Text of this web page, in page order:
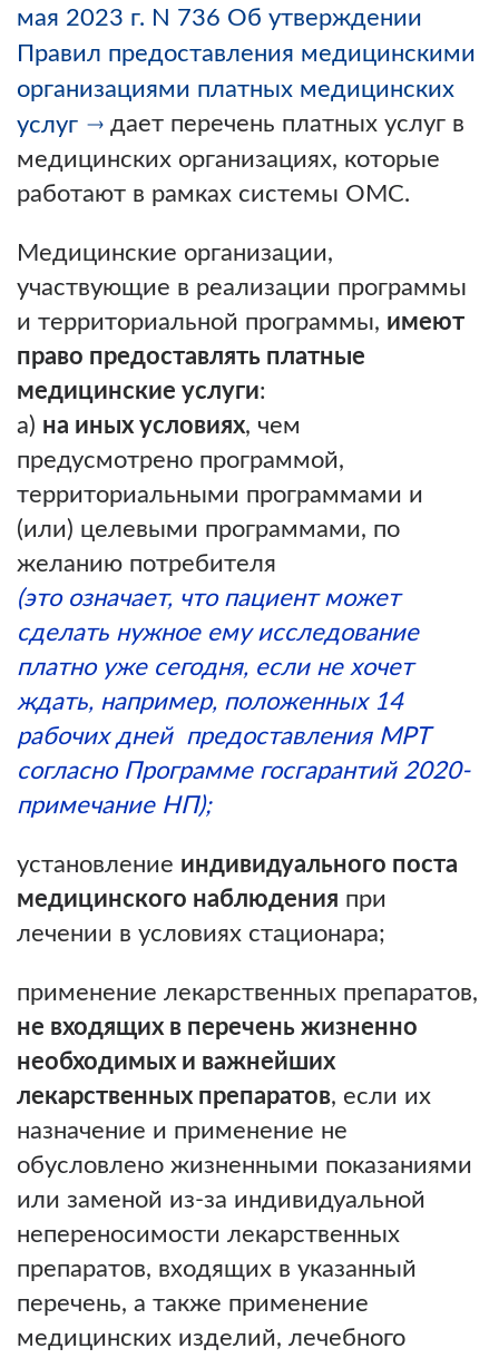
мая 2023 г. N 736 Об утверждении
Правил предоставления медицинскими
организациями платных медицинских
услуг
дает перечень платных услуг в
медицинских организациях, которые
работают в рамках системы ОМС.
Медицинские организации,
участвующие в реализации программы
и территориальной программы, имеют
право предоставлять платные
медицинские услуги:
а) на иных условиях, чем
предусмотрено программой,
территориальными программами и
(или) целевыми программами, по
желанию потребителя
(это означает, что пациент может
сделать нужное ему исследование
платно уже сегодня, если не хочет
ждать, например, положенных 14
рабочих дней предоставления МРТ
согласно Программе госгарантий 2020-
примечание НП);
установление индивидуального поста
медицинского наблюдения при
лечении в условиях стационара;
применение лекарственных препаратов,
не входящих в перечень жизненно
необходимых и важнейших
лекарственных препаратов, если их
назначение и применение не
обусловлено жизненными показаниями
или заменой из-за индивидуальной
непереносимости лекарственных
препаратов, входящих в указанный
перечень, а также применение
медицинских изделий, лечебного